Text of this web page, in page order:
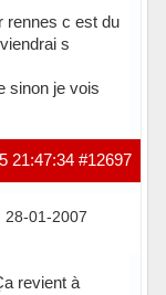
rennes c est du
s
sinon je vois
#12697
21:47:34
28-01-2007
revient à